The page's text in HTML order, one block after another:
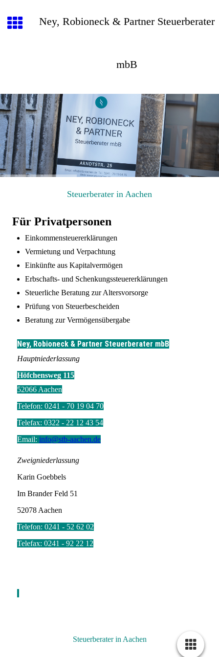
Ney, Robioneck & Partner Steuerberater
mbB
Steuerberater in Aachen
Für Privatpersonen
Einkommensteuererklärungen
Vermietung und Verpachtung
Einkünfte aus Kapitalvermögen
Erbschafts- und Schenkungssteuererklärungen
Steuerliche Beratung zur Altersvorsorge
Prüfung von Steuerbescheiden
Beratung zur Vermögensübergabe
Ney, Robioneck & Partner Steuerberater mbB
Hauptniederlassung
Höfchensweg 115
52066 Aachen
Telefon: 0241 - 70 19 04 70
Telefax: 0322 - 22 12 43 54
Email: info@stb-aachen.de
Zweigniederlassung
Karin Goebbels
Im Brander Feld 51
52078 Aachen
Telefon: 0241 - 52 62 02
Telefax: 0241 - 92 22 12
Steuerberater in Aachen